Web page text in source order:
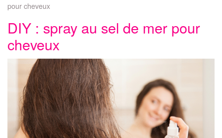
pour cheveux
DIY : spray au sel de mer pour
cheveux